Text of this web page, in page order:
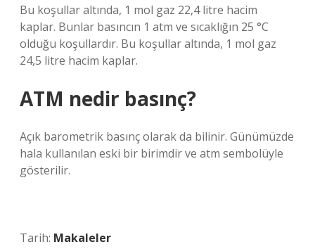
Bu koşullar altında, 1 mol gaz 22,4 litre hacim
kaplar. Bunlar basıncın 1 atm ve sıcaklığın 25 °C
olduğu koşullardır. Bu koşullar altında, 1 mol gaz
24,5 litre hacim kaplar.
ATM nedir basınç?
Açık barometrik basınç olarak da bilinir. Günümüzde
hala kullanılan eski bir birimdir ve atm sembolüyle
gösterilir.
Tarih: Makaleler